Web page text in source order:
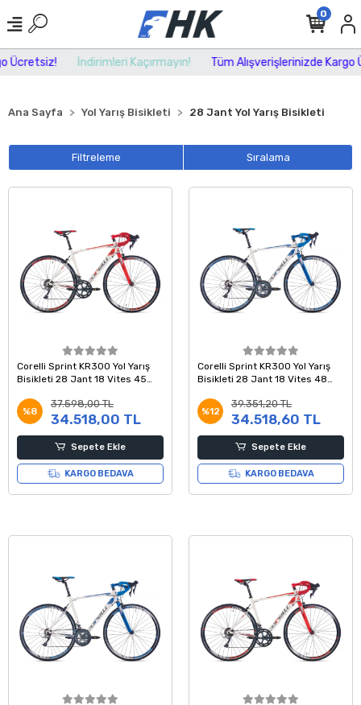
İndirimleri Kaçırmayın! Tüm Alışverişlerinizde Kargo
0
Ana Sayfa Yol Yarış Bisikleti 28 Jant Yol Yarış Bisikleti
Filtreleme Sıralama
Corelli Sprint KR300 Yol Yarış
Bisikleti 28 Jant 18 Vites 45
%8
37.598,00 TL
34.518,00 TL
Sepete Ekle
KARGO BEDAVA
Corelli Sprint KR300 Yol Yarış
Bisikleti 28 Jant 18 Vites 48
%12
39.351,20 TL
34.518,60 TL
Sepete Ekle
KARGO BEDAVA